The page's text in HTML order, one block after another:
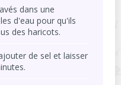
dans une
d'eau pour qu'ils
des haricots.
de sel et laisser